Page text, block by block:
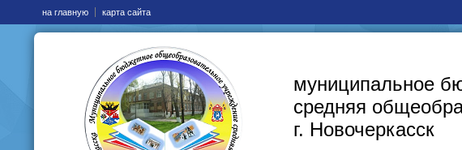
на главную карта сайта
муниципальное
средняя
г. Новочеркасск